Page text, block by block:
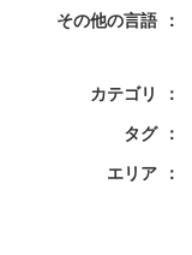
その他の言語
カテゴリ
タグ
エリア